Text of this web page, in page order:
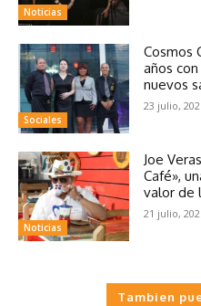
Noticias
Sociales
Cosmos
años
nuevos
23 julio,
Noticias
Joe
Café»,
valor de
21 julio,
Tambien